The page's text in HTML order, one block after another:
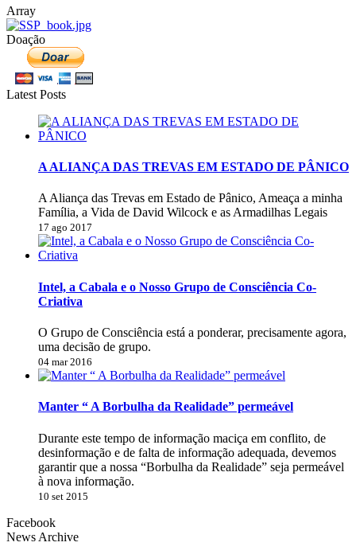
Array
Doação
Latest Posts
A ALIANÇA DAS TREVAS EM ESTADO DE PÂNICO
A Aliança das Trevas em Estado de Pânico, Ameaça a minha
Família, a Vida de David Wilcock e as Armadilhas Legais
17 ago 2017
Intel, a Cabala e o Nosso Grupo de Consciência Co-
Criativa
O Grupo de Consciência está a ponderar, precisamente agora,
uma decisão de grupo.
04 mar 2016
Manter “ A Borbulha da Realidade” permeável
Durante este tempo de informação maciça em conflito, de
desinformação e de falta de informação adequada, devemos
garantir que a nossa “Borbulha da Realidade” seja permeável
à nova informação.
10 set 2015
Facebook
News Archive